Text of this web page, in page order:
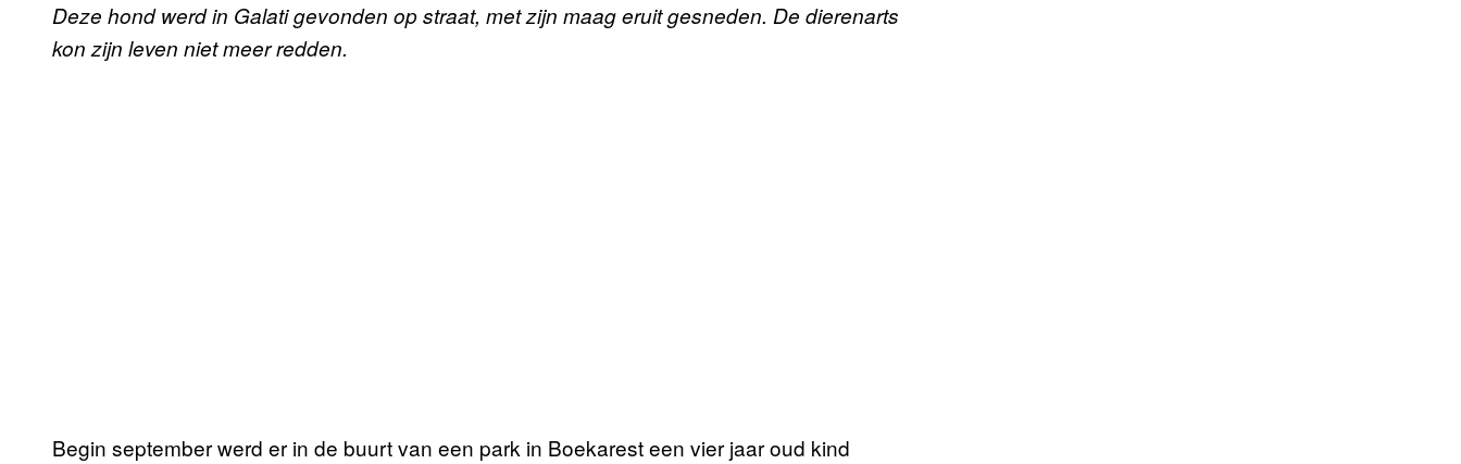
Deze hond werd in Galati gevonden op straat, met zijn maag eruit gesneden. De dierenarts
kon zijn leven niet meer redden.
Begin september werd er in de buurt van een park in Boekarest een vier jaar oud kind